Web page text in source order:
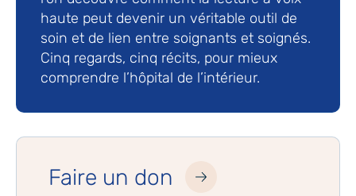
haute peut devenir un véritable outil de
soin et de lien entre soignants et soignés.
Cinq regards, cinq récits, pour mieux
comprendre l’hôpital de l’intérieur.
Faire un don